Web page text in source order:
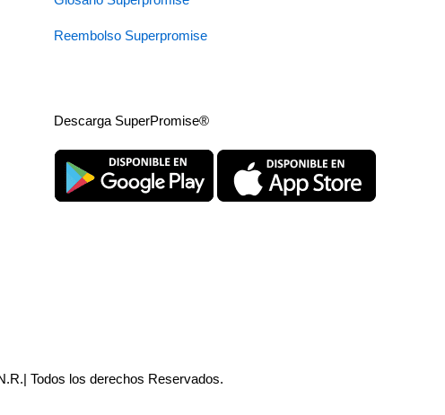
Reembolso Superpromise
Descarga SuperPromise®
Todos los derechos Reservados.